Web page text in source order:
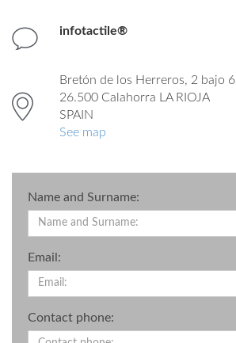
infotactile®
Bretón de los Herreros, 2 bajo 6
26.500 Calahorra LA RIOJA
SPAIN
See map
Name and Surname:
Email:
Contact phone: